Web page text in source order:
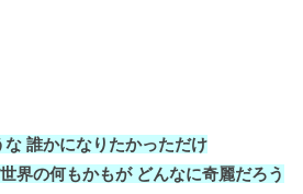
な 誰かになりたかっただけ
界の何もかもが どんなに奇麗だろう